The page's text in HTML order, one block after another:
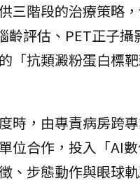
三階段的治療策略
齡評估、PET正子
「抗類澱粉蛋白標
時，由專責病房跨
位合作，投入「AI
、步態動作與眼球